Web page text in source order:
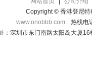
Copyright © 香港登尼特
www.onobbb.com
热线电
：深圳市东门南路太阳岛大厦